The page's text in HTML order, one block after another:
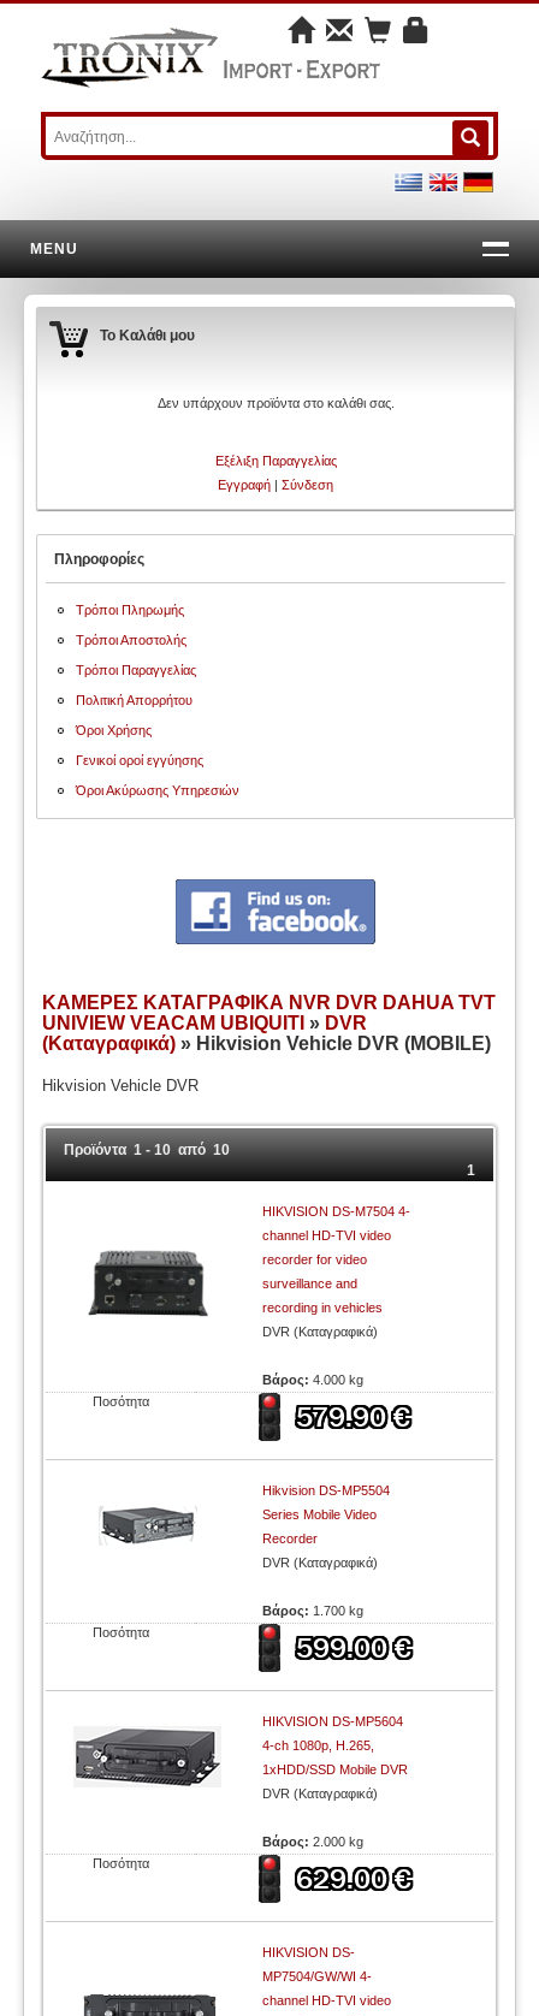
MENU
Το Καλάθι μου
Δεν υπάρχουν προϊόντα στο καλάθι σας.
Εξέλιξη Παραγγελίας
Εγγραφή | Σύνδεση
Πληροφορίες
Τρόποι Πληρωμής
Τρόποι Αποστολής
Τρόποι Παραγγελίας
Πολιτική Απορρήτου
Όροι Χρήσης
Γενικοί οροί εγγύησης
Όροι Ακύρωσης Υπηρεσιών
ΚΑΜΕΡΕΣ ΚΑΤΑΓΡΑΦΙΚΑ NVR DVR DAHUA TVT
UNIVIEW VEACAM UBIQUITI» DVR
(Καταγραφικά) » Hikvision Vehicle DVR (MOBILE)
Hikvision Vehicle DVR
Προϊόντα 1 - 10 από 10
1
HIKVISION DS-M7504 4-
channel HD-TVI video
recorder for video
surveillance and
recording in vehicles
DVR (Καταγραφικά)
Βάρος:4.000 kg
Ποσότητα
Hikvision DS-MP5504
Series Mobile Video
Recorder
DVR (Καταγραφικά)
Βάρος: 1.700 kg
Ποσότητα
HIKVISION DS-MP5604
4-ch 1080p, H.265,
1xHDD/SSD Mobile DVR
DVR (Καταγραφικά)
Βάρος:2.000 kg
Ποσότητα
HIKVISION DS-
MP7504/GW/WI 4-
channel HD-TVI video